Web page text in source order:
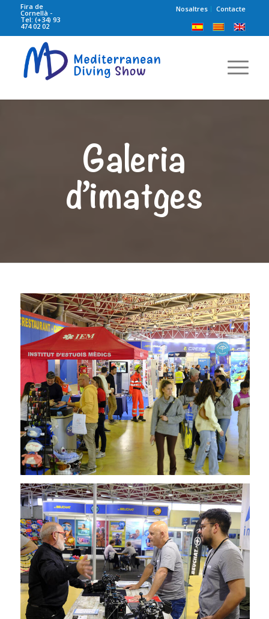
Nosaltres Contacte
Fira de
Cornellà -
Tel: (+34) 93
474 02 02
Galeria
d’imatges